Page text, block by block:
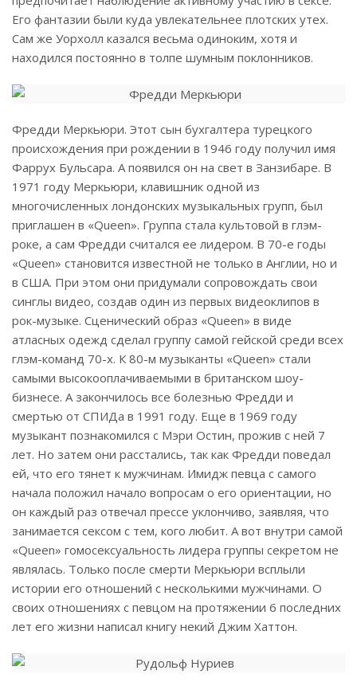
Его фантазии были куда увлекательнее плотских утех.
Сам же Уорхолл казался весьма одиноким, хотя и
находился постоянно в толпе шумным поклонников.
Фредди Меркьюри. Этот сын бухгалтера турецкого
происхождения при рождении в 1946 году получил имя
Фаррух Бульсара. А появился он на свет в Занзибаре. В
1971 году Меркьюри, клавишник одной из
многочисленных лондонских музыкальных групп, был
приглашен в «Queen». Группа стала культовой в глэм-
роке, а сам Фредди считался ее лидером. В 70-е годы
«Queen» становится известной не только в Англии, но и
в США. При этом они придумали сопровождать свои
синглы видео, создав один из первых видеоклипов в
рок-музыке. Сценический образ «Queen» в виде
атласных одежд сделал группу самой гейской среди всех
глэм-команд 70-х. К 80-м музыканты «Queen» стали
самыми высокооплачиваемыми в британском шоу-
бизнесе. А закончилось все болезнью Фредди и
смертью от СПИДа в 1991 году. Еще в 1969 году
музыкант познакомился с Мэри Остин, прожив с ней 7
лет. Но затем они расстались, так как Фредди поведал
ей, что его тянет к мужчинам. Имидж певца с самого
начала положил начало вопросам о его ориентации, но
он каждый раз отвечал прессе уклончиво, заявляя, что
занимается сексом с тем, кого любит. А вот внутри самой
«Queen» гомосексуальность лидера группы секретом не
являлась. Только после смерти Меркьюри всплыли
истории его отношений с несколькими мужчинами. О
своих отношениях с певцом на протяжении 6 последних
лет его жизни написал книгу некий Джим Хаттон.